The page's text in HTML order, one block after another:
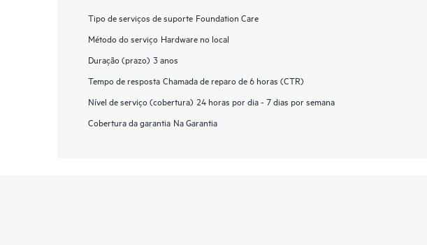
Tipo de serviços de suporte Foundation Care
Método do serviço Hardware no local
Duração (prazo) 3 anos
Tempo de resposta Chamada de reparo de 6 horas (CTR)
Nível de serviço (cobertura) 24 horas por dia - 7 dias por semana
Cobertura da garantia Na Garantia